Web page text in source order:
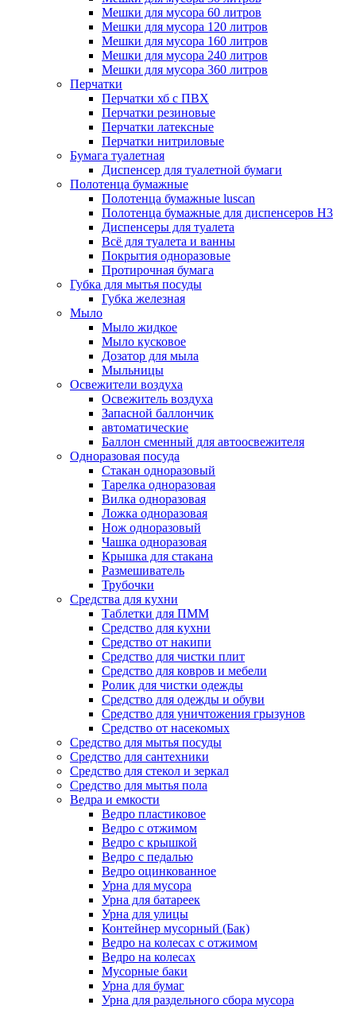
Мешки для мусора 60 литров
Мешки для мусора 120 литров
Мешки для мусора 160 литров
Мешки для мусора 240 литров
Мешки для мусора 360 литров
Перчатки
Перчатки хб с ПВХ
Перчатки резиновые
Перчатки латексные
Перчатки нитриловые
Бумага туалетная
Диспенсер для туалетной бумаги
Полотенца бумажные
Полотенца бумажные luscan
Полотенца бумажные для диспенсеров H3
Диспенсеры для туалета
Всё для туалета и ванны
Покрытия одноразовые
Протирочная бумага
Губка для мытья посуды
Губка железная
Мыло
Мыло жидкое
Мыло кусковое
Дозатор для мыла
Мыльницы
Освежители воздуха
Освежитель воздуха
Запасной баллончик
автоматические
Баллон сменный для автоосвежителя
Одноразовая посуда
Стакан одноразовый
Тарелка одноразовая
Вилка одноразовая
Ложка одноразовая
Нож одноразовый
Чашка одноразовая
Крышка для стакана
Размешиватель
Трубочки
Средства для кухни
Таблетки для ПММ
Средство для кухни
Средство от накипи
Средство для чистки плит
Средство для ковров и мебели
Ролик для чистки одежды
Средство для одежды и обуви
Средство для уничтожения грызунов
Средство от насекомых
Средство для мытья посуды
Средство для сантехники
Средство для стекол и зеркал
Средство для мытья пола
Ведра и емкости
Ведро пластиковое
Ведро с отжимом
Ведро с крышкой
Ведро с педалью
Ведро оцинкованное
Урна для мусора
Урна для батареек
Урна для улицы
Контейнер мусорный (Бак)
Ведро на колесах с отжимом
Ведро на колесах
Мусорные баки
Урна для бумаг
Урна для раздельного сбора мусора